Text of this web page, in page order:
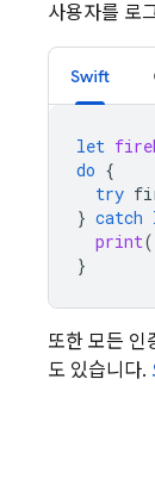
사용자를 로
Swift
let
do {
try
} catch
print(
}
또한 모든 인
도 있습니다.